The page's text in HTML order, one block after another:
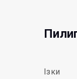
Ізки